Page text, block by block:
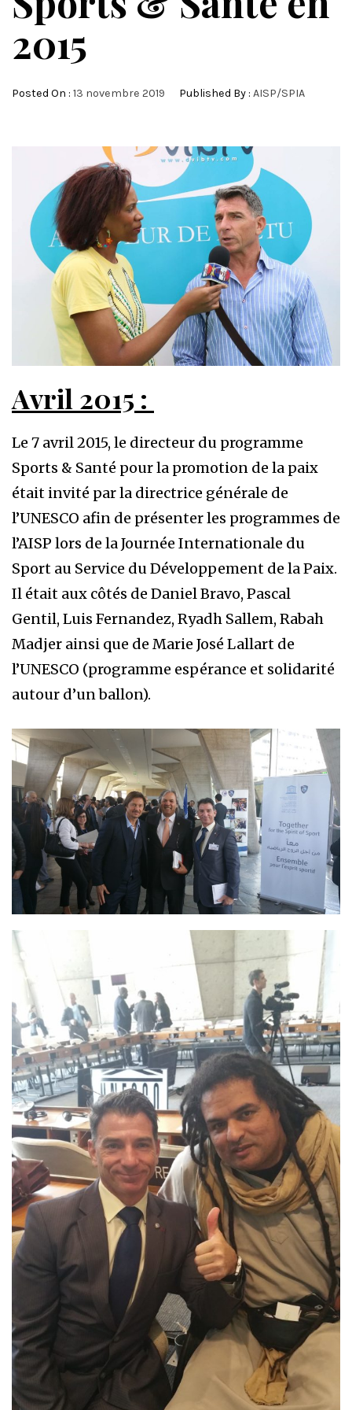
2015
Posted On : 13 novembre 2019 Published By : AISP/SPIA
Avril 2015 :
Le 7 avril 2015, le directeur du programme
Sports & Santé pour la promotion de la paix
était invité par la directrice générale de
l’UNESCO afin de présenter les programmes de
l’AISP lors de la Journée Internationale du
Sport au Service du Développement de la Paix.
Il était aux côtés de Daniel Bravo, Pascal
Gentil, Luis Fernandez, Ryadh Sallem, Rabah
Madjer ainsi que de Marie José Lallart de
l’UNESCO (programme espérance et solidarité
autour d’un ballon).